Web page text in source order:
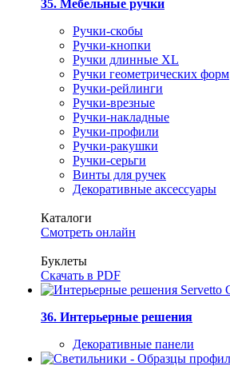
35. Мебельные ручки
Ручки-скобы
Ручки-кнопки
Ручки длинные XL
Ручки геометрических форм
Ручки-рейлинги
Ручки-врезные
Ручки-накладные
Ручки-профили
Ручки-ракушки
Ручки-серьги
Винты для ручек
Декоративные аксессуары
Каталоги
Смотреть онлайн
Буклеты
Скачать в PDF
36. Интерьерные решения
Декоративные панели